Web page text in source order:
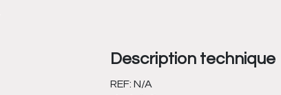
Description technique
REF: N/A